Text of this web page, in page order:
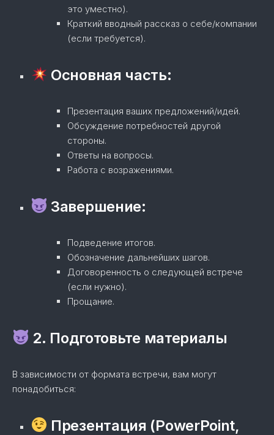
это уместно).
Краткий вводный рассказ о себе/компании
(если требуется).
Основная часть:
Презентация ваших предложений/идей.
Обсуждение потребностей другой
стороны.
Ответы на вопросы.
Работа с возражениями.
Завершение:
Подведение итогов.
Обозначение дальнейших шагов.
Договоренность о следующей встрече
(если нужно).
Прощание.
2. Подготовьте материалы
В зависимости от формата встречи, вам могут
понадобиться:
Презентация (PowerPoint,